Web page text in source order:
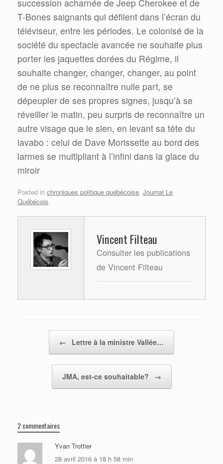
succession acharnée de Jeep Cherokee et de
T-Bones saignants qui défilent dans l’écran du
téléviseur, entre les périodes. Le colonisé de la
société du spectacle avancée ne souhaite plus
porter les jaquettes dorées du Régime, il
souhaite changer, changer, changer, au point
de ne plus se reconnaître nulle part, se
dépeupler de ses propres signes, jusqu’à se
réveiller le matin, peu surpris de reconnaître un
autre visage que le sien, en levant sa tête du
lavabo : celui de Dave Morissette au bord des
larmes se multipliant à l’infini dans la glace du
miroir
Posted in chroniques politique québécoise, Journal Le
Québécois.
Vincent Filteau
Consulter les publications
de Vincent Filteau
← Lettre à la ministre Vallée…
JMA, est-ce souhaitable? →
2 commentaires
Yvan Trottier
28 avril 2016 à 18 h 58 min